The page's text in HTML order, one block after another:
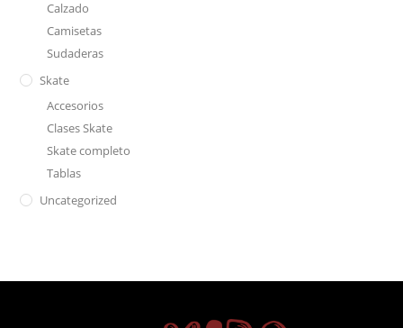
Calzado
Camisetas
Sudaderas
Skate
Accesorios
Clases Skate
Skate completo
Tablas
Uncategorized